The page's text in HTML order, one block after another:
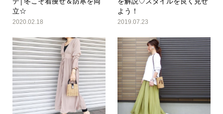
立☆
2020.02.18
よう！
2019.07.23